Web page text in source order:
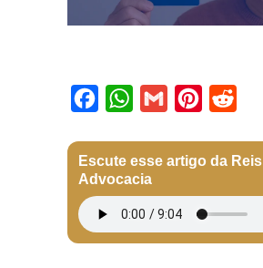
Escute esse artigo da Reis
Advocacia